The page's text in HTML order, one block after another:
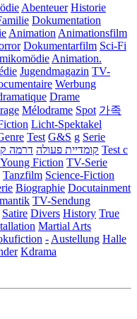
Abenteuer Historie
Dokumentation
Animation Animationsfilm
Dokumentarfilm Sci-Fi
Animation.
Jugendmagazin TV-
Werbung
Drame
Mélodrame Spot 가족
Licht-Spektakel
Test G&S g Serie
קומדיית פעולה דרמה
Test c
Young Fiction TV-Serie
Tanzfilm Science-Fiction
Biographie Docutainment
TV-Sendung
Satire Divers History True
Martial Arts
- Austellung Halle
Kdrama